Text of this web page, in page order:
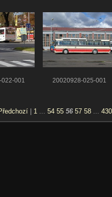
001 20020928-025-001
1 54 55 56 57 58 430